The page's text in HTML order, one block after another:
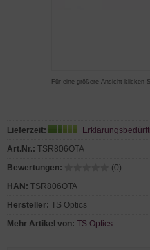
Für eine größere Ansicht klicken
Lieferzeit:
Art.Nr.: TSR806OTA
Bewertungen:
(0)
HAN: TSR806OTA
Hersteller: TS Optics
Mehr Artikel von: TS Optics